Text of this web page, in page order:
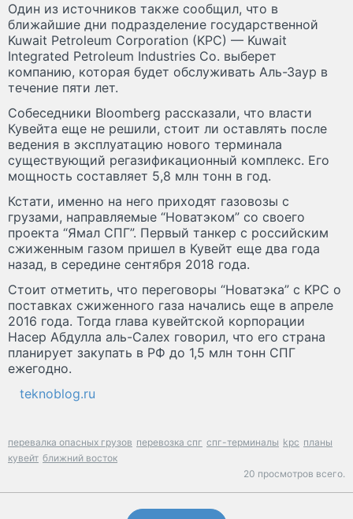
Один из источников также сообщил, что в
ближайшие дни подразделение государственной
Kuwait Petroleum Corporation (KPC) — Kuwait
Integrated Petroleum Industries Co. выберет
компанию, которая будет обслуживать Аль-Заур в
течение пяти лет.
Собеседники Bloomberg рассказали, что власти
Кувейта еще не решили, стоит ли оставлять после
ведения в эксплуатацию нового терминала
существующий регазификационный комплекс. Его
мощность составляет 5,8 млн тонн в год.
Кстати, именно на него приходят газовозы с
грузами, направляемые “Новатэком” со своего
проекта “Ямал СПГ”. Первый танкер с российским
сжиженным газом пришел в Кувейт еще два года
назад, в середине сентября 2018 года.
Стоит отметить, что переговоры “Новатэка” с KPC о
поставках сжиженного газа начались еще в апреле
2016 года. Тогда глава кувейтской корпорации
Насер Абдулла аль-Салех говорил, что его страна
планирует закупать в РФ до 1,5 млн тонн СПГ
ежегодно.
teknoblog.ru
перевалка опасных грузов перевозка спг спг-терминалы kpc планы
кувейт ближний восток
20 просмотров всего.